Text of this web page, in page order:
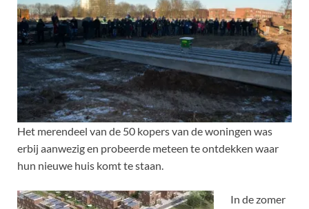
Het merendeel van de 50 kopers van de woningen was
erbij aanwezig en probeerde meteen te ontdekken waar
hun nieuwe huis komt te staan.
In de zomer